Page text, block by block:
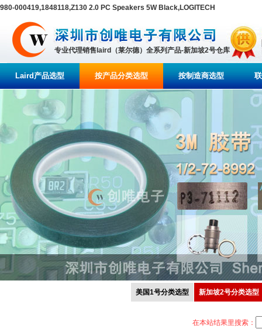
980-000419,1848118,Z130 2.0 PC Speakers 5W Black,LOGITECH
专业代理销售laird（莱尔德）全系列产品-新加坡2号仓库
Laird产品选型 按产品分类选型 按制造商选型
美国1号分类选型 新加坡2号分类选型
在本站结果里搜索：